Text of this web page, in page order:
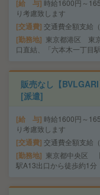
給 与 時給1600円～
り考慮致します
交通費 交通費全額支給（
勤務地
東京都港区 東
口直結、「六本木一丁目
販売なし【
[派遣]
給 与 時給1600円～
り考慮致します
交通費 交通費全額支給（
勤務地
東京都中央区
駅A13出口から徒歩約1分